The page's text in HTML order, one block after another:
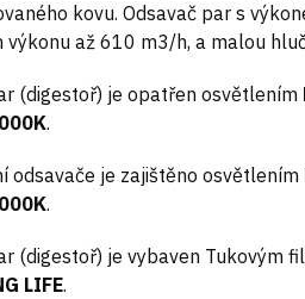
kovu. Odsavač par s
výkonu až 610 m3/h, a malou
(digestoř) je opatřen osvětlením
.
odsavače je zajištěno osvětlením
.
(digestoř) je vybaven Tukovým
LIFE.